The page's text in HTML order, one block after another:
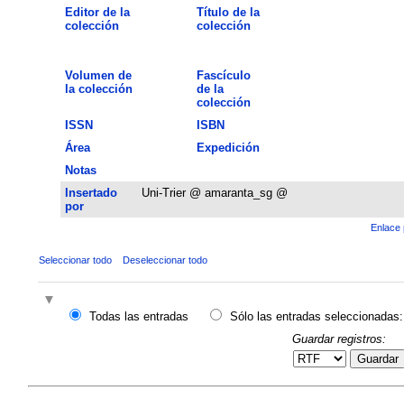
Editor de la
colección
Título de la
colección
Volumen de
la colección
Fascículo
de la
colección
ISSN
ISBN
Área
Expedición
Notas
Insertado
por
Uni-Trier @ amaranta_sg @
Enlace
Seleccionar todo Deseleccionar todo
Todas las entradas
Sólo las entradas seleccionadas:
Guardar registros:
Guardar